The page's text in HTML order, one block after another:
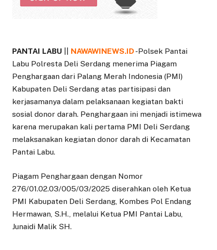
PANTAI LABU NAWAWINEWS.ID-Polsek Pantai
Labu Polresta Deli Serdang menerima Piagam
Penghargaan dari Palang Merah Indonesia (PMI)
Kabupaten Deli Serdang atas partisipasi dan
kerjasamanya dalam pelaksanaan kegiatan bakti
sosial donor darah. Penghargaan ini menjadi istimewa
karena merupakan kali pertama PMI Deli Serdang
melaksanakan kegiatan donor darah di Kecamatan
Pantai Labu.
Piagam Penghargaan dengan Nomor
276/01.02.03/005/03/2025 diserahkan oleh Ketua
PMI Kabupaten Deli Serdang, Kombes Pol Endang
Hermawan, S.H., melalui Ketua PMI Pantai Labu,
Junaidi Malik SH.